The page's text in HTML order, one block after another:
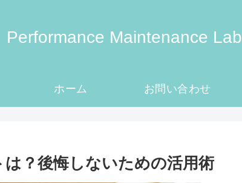
Performance Maintenance Lab
ホーム お問い合わせ
？後悔しないための活用術